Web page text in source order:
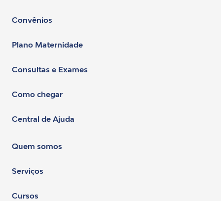
Convênios
Plano Maternidade
Consultas e Exames
Como chegar
Central de Ajuda
Quem somos
Serviços
Cursos